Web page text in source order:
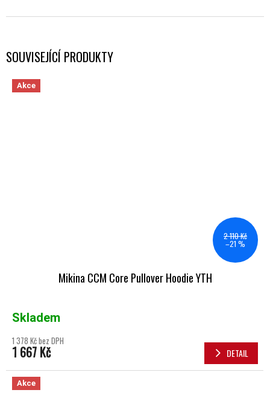
SOUVISEJÍCÍ PRODUKTY
Akce
2 110 Kč
–21 %
Mikina CCM Core Pullover Hoodie YTH
Skladem
1 378 Kč bez DPH
1 667 Kč DETAIL
Akce